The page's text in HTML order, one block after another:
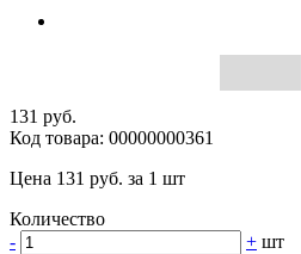
131 руб.
Код товара: 00000000361
Цена 131 руб. за 1 шт
Количество
-
+ шт